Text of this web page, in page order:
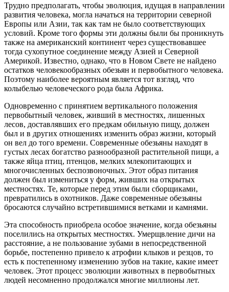
Трудно предполагать, чтобы эволюция, идущая в направлении
развития человека, могла начаться на территории северной
Европы или Азии, так как там не было соответствующих
условий. Кроме того формы эти должны были бы проникнуть
также на американский континент через существовавшее
тогда сухопутное соединение между Азией и Северной
Америкой. Известно, однако, что в Новом Свете не найдено
остатков человекообразных обезьян и первобытного человека.
Поэтому наиболее вероятным является тот взгляд, что
колыбелью человеческого рода была Африка.
Одновременно с принятием вертикального положения
первобытный человек, живший в местностях, лишенных
лесов, доставлявших его предкам обильную пищу, должен
был и в других отношениях изменить образ жизни, который
он вел до того времени. Современные обезьяны находят в
густых лесах богатство разнообразной растительной пищи, а
также яйца птиц, птенцов, мелких млекопитающих и
многочисленных беспозвоночных. Этот образ питания
должен был измениться у форм, живших на открытых
местностях. Те, которые перед этим были сборщиками,
превратились в охотников. Даже современные обезьяны
бросаются случайно встретившимися ветками и камнями.
Эта способность приобрела особое значение, когда обезьяны
поселились на открытых местностях. Умерщвление дичи на
расстояние, а не пользование зубами в непосредственной
борьбе, постепенно привело к атрофии клыков и резцов, то
есть к постепенному изменению зубов на такие, какие имеет
человек. Этот процесс эволюции животных в первобытных
людей несомненно продолжался многие миллионы лет.